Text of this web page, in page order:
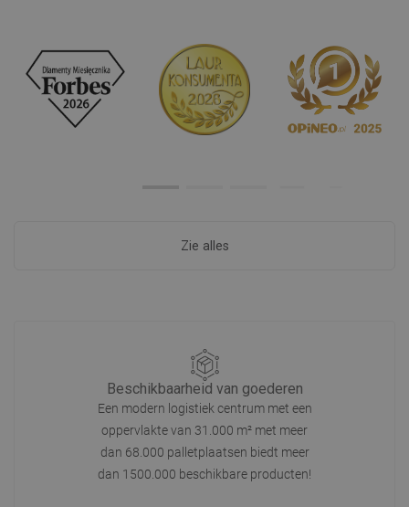
Zie alles
Beschikbaarheid van goederen
Een modern logistiek centrum met een
oppervlakte van 31.000 m² met meer
dan 68.000 palletplaatsen biedt meer
dan 1500.000 beschikbare producten!